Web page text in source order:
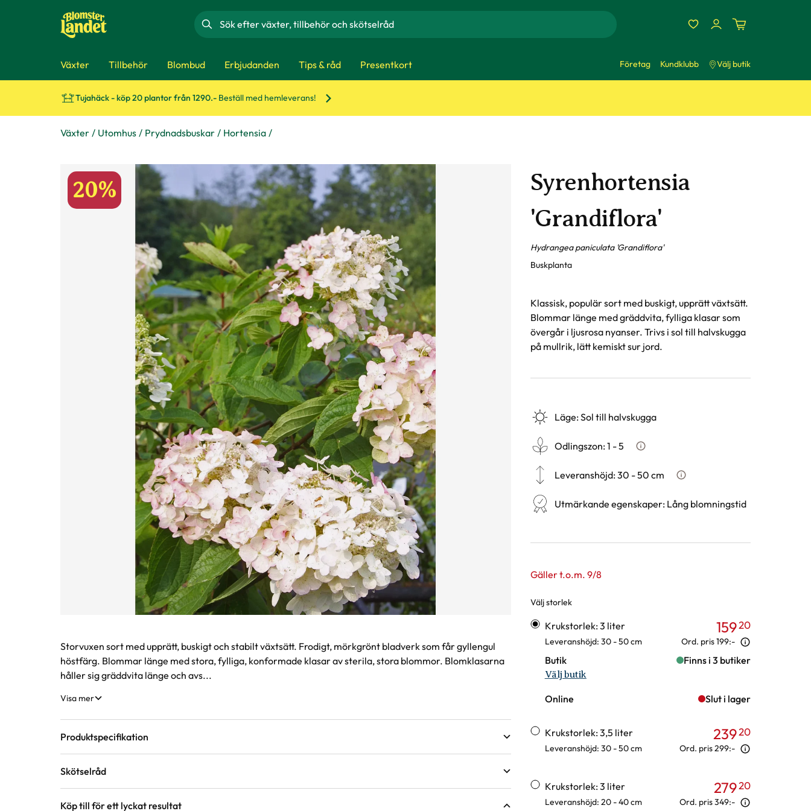
Sök
Växter Tillbehör Blombud Erbjudanden Tips & råd Presentkort Företag Kundklubb Välj butik
Tujahäck - köp 20 plantor från 1290.- Beställ med hemleverans!
Växter Utomhus Prydnadsbuskar Hortensia
20%
Syrenhortensia
'Grandiflora'
Hydrangea paniculata 'Grandiflora'
Buskplanta
Klassisk, populär sort med buskigt, upprätt växtsätt.
Blommar länge med gräddvita, fylliga klasar som
övergår i ljusrosa nyanser. Trivs i sol till halvskugga
på mullrik, lätt kemiskt sur jord.
Läge:Sol till halvskugga
Odlingszon:1 - 5
Vad är odlingszon?
Leveranshöjd:30 - 50 cm
Hur vi mäter leveranshöjd på
Utmärkande egenskaper: Lång blomningstid
Gäller t.o.m. 9/8
Välj storlek
Varianter
Krukstorlek: 3 liter
Leveranshöjd: 30 - 50 cm
15920
Ord. pris199:-
Butik Finns i 3 butiker
Välj butik
Online Slut i lager
Krukstorlek: 3,5 liter
Leveranshöjd: 30 - 50 cm
23920
Ord. pris299:-
Krukstorlek: 3 liter
Leveranshöjd: 20 - 40 cm
27920
Ord. pris349:-
Produktinformation
Storvuxen sort med upprätt, buskigt och stabilt växtsätt. Frodigt, mörkgrönt bladverk som får gyllengul
höstfärg. Blommar länge med stora, fylliga, konformade klasar av sterila, stora blommor. Blomklasarna
håller sig gräddvita länge och avs...
Visa mer
Produktspecifikation
Krukstorlek
Skötselråd
Köp till för ett lyckat resultat